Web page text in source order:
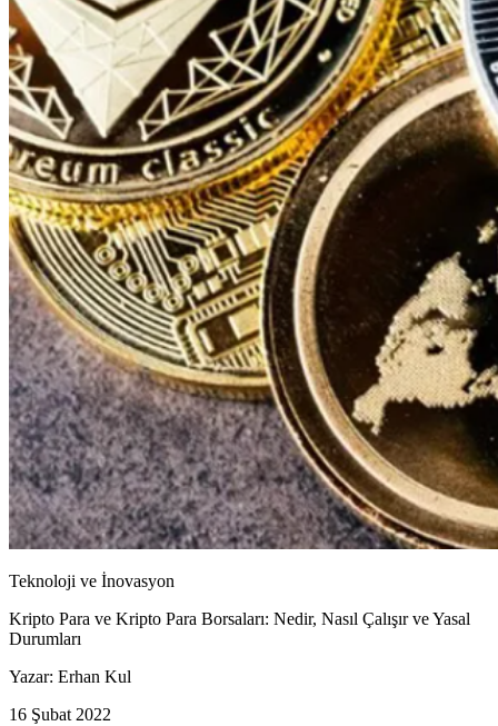
Teknoloji ve İnovasyon
Kripto Para ve Kripto Para Borsaları: Nedir, Nasıl Çalışır ve Yasal
Durumları
Yazar: Erhan Kul
16 Şubat 2022